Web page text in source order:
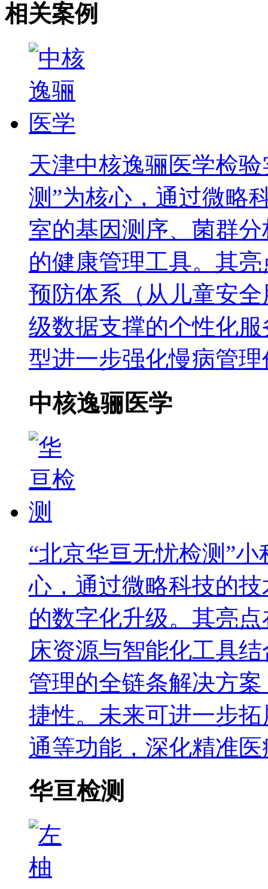
相关案例
天津中核逸骊医学检
测”为核心，通过微略
室的基因测序、菌群
的健康管理工具。其
预防体系（从儿童安
级数据支撑的个性化
型进一步强化慢病管
中核逸骊医学
“北京华亘无忧检测”
心，通过微略科技的
的数字化升级。其亮
床资源与智能化工具
管理的全链条解决方
捷性。未来可进一步
通等功能，深化精准
华亘检测